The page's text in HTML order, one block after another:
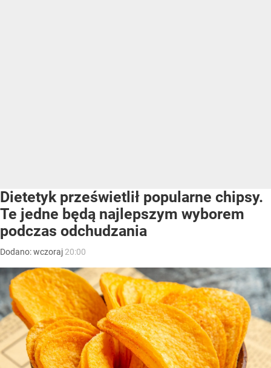
Dietetyk prześwietlił popularne chipsy.
Te jedne będą najlepszym wyborem
podczas odchudzania
Dodano:wczoraj 20:00